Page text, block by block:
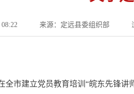
来源：定远县委组织部
全市建立党员教育培训“皖东先锋讲